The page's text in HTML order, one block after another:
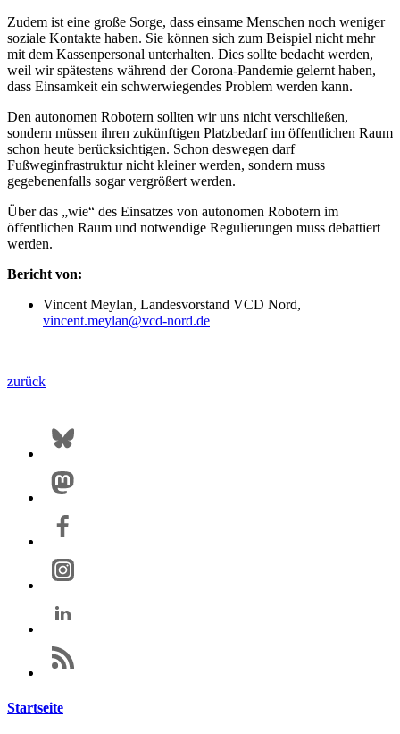
Zudem ist eine große Sorge, dass einsame Menschen noch weniger
soziale Kontakte haben. Sie können sich zum Beispiel nicht mehr
mit dem Kassenpersonal unterhalten. Dies sollte bedacht werden,
weil wir spätestens während der Corona-Pandemie gelernt haben,
dass Einsamkeit ein schwerwiegendes Problem werden kann.
Den autonomen Robotern sollten wir uns nicht verschließen,
sondern müssen ihren zukünftigen Platzbedarf im öffentlichen Raum
schon heute berücksichtigen. Schon deswegen darf
Fußweginfrastruktur nicht kleiner werden, sondern muss
gegebenenfalls sogar vergrößert werden.
Über das „wie“ des Einsatzes von autonomen Robotern im
öffentlichen Raum und notwendige Regulierungen muss debattiert
werden.
Bericht von:
Vincent Meylan, Landesvorstand VCD Nord,
vincent.meylan@vcd-nord.de
zurück
Startseite